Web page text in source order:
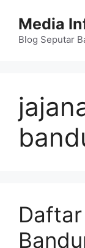
Media
Blog Seputar